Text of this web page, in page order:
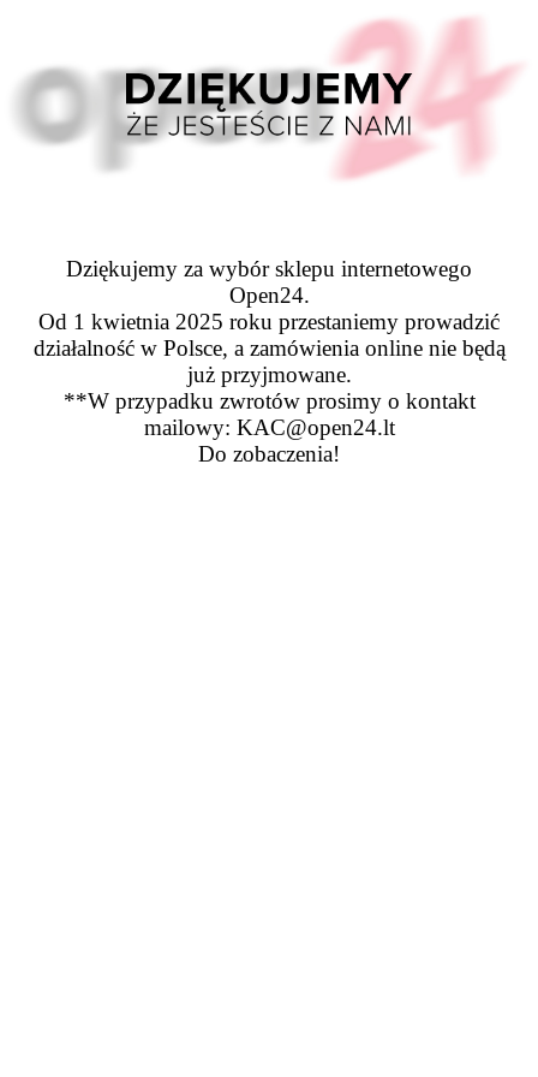
Dziękujemy za wybór sklepu internetowego
Open24.
Od 1 kwietnia 2025 roku przestaniemy prowadzić
działalność w Polsce, a zamówienia online nie będą
już przyjmowane.
**W przypadku zwrotów prosimy o kontakt
mailowy: KAC@open24.lt
Do zobaczenia!